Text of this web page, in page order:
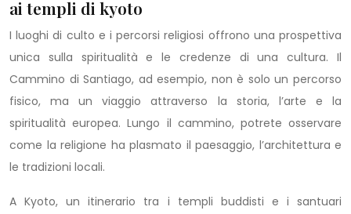
ai templi di kyoto
I luoghi di culto e i percorsi religiosi offrono una prospettiva
unica sulla spiritualità e le credenze di una cultura. Il
Cammino di Santiago, ad esempio, non è solo un percorso
fisico, ma un viaggio attraverso la storia, l’arte e la
spiritualità europea. Lungo il cammino, potrete osservare
come la religione ha plasmato il paesaggio, l’architettura e
le tradizioni locali.
A Kyoto, un itinerario tra i templi buddisti e i santuari